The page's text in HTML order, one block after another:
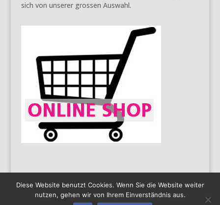
sich von unserer grossen Auswahl.
Impressum Datenschutz Copyright 2016
Diese Website benutzt Cookies. Wenn Sie die Website weiter
nutzen, gehen wir von Ihrem Einverständnis aus.